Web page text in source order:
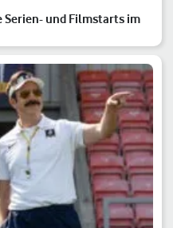
Serien- und Filmstarts im